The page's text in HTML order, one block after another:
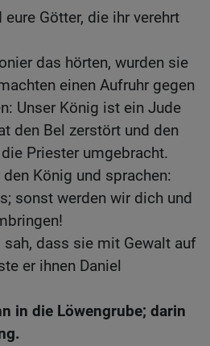
Götter, die ihr verehrt
das hörten, wurden sie
einen Aufruhr gegen
Unser König ist ein Jude
den Bel zerstört und den
Priester umgebracht.
König und sprachen:
sonst werden wir dich und
sah, dass sie mit Gewalt auf
er ihnen Daniel
in die Löwengrube; darin